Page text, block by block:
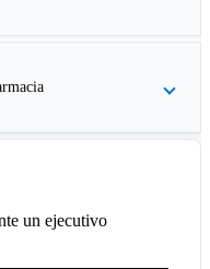
un ejecutivo